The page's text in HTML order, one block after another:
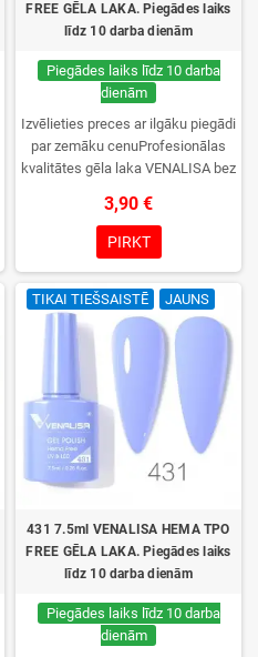
FREE GĒLA LAKA. Piegādes laiks
līdz 10 darba dienām
Piegādes laiks līdz 10 darba
dienām
Izvēlieties preces ar ilgāku piegādi
par zemāku cenuProfesionālas
kvalitātes gēla laka VENALISA bez
krāsu izvēle, lieliska sacietēšana
UV/LED lampās un ilgstoša
noturība. Katrs flakons iepakots
kastītē – pirmo reizi to atvērsiet
tikai jūs.
3,90 €
PIRKT
TIKAI TIEŠSAISTĒ JAUNS
431 7.5ml VENALISA HEMA TPO
FREE GĒLA LAKA. Piegādes laiks
līdz 10 darba dienām
Piegādes laiks līdz 10 darba
dienām